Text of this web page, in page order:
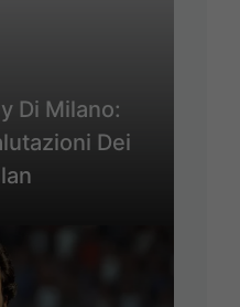
Di Milano:
Dei